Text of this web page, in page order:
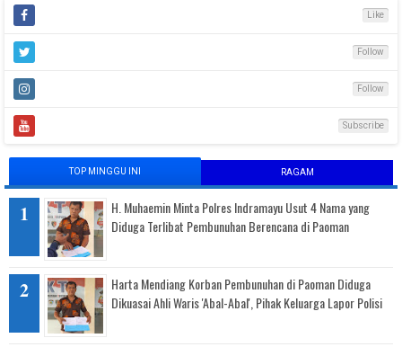
Like
Follow
Follow
Subscribe
TOP MINGGU INI RAGAM
H. Muhaemin Minta Polres Indramayu Usut 4 Nama yang
Diduga Terlibat Pembunuhan Berencana di Paoman
Harta Mendiang Korban Pembunuhan di Paoman Diduga
Dikuasai Ahli Waris 'Abal-Abal', Pihak Keluarga Lapor Polisi